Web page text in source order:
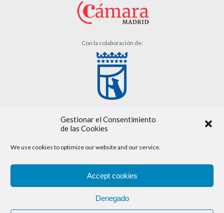
Gestionar el Consentimiento
de las Cookies
We use cookies to optimize our website and our service.
Accept cookies
Denegado
Con la colaboración de:
Aviso legal
Política de privacidad